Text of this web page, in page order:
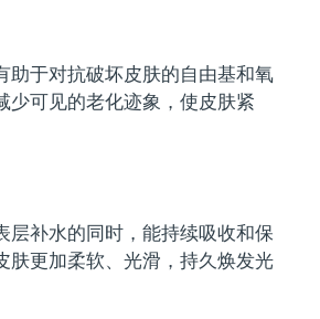
助于对抗破坏皮肤的自由基和氧
少可见的老化迹象，使皮肤紧
层补水的同时，能持续吸收和保
肤更加柔软、光滑，持久焕发光
设备
treatment devices
理设备
eye massagers
remover
皮肤护理
pore care essentials
hairbrush
Dual-Peptide Scalp
hair
Teeth Whitening Set
+ sonic device & 18% PAP gel
Teeth Whitening Gel
预计送达日期8/12/26
预计送达日期8/13/26